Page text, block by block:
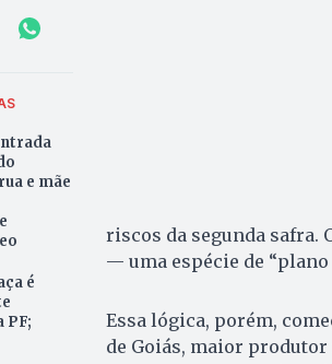
e mãe
é
PF;
riscos da segunda safra.
— uma espécie de
Essa lógica, porém,
de Goiás, maior